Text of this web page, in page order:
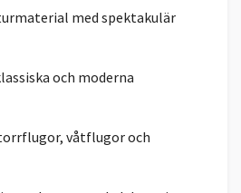
med spektakulär
och moderna
våtflugor och